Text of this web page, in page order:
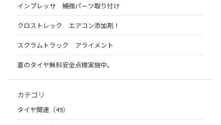
インプレッサ 補強パーツ取り付け
クロストレック エアコン添加剤！
スクラムトラック アライメント
夏のタイヤ無料安全点検実施中。
カテゴリ
タイヤ関連（49）